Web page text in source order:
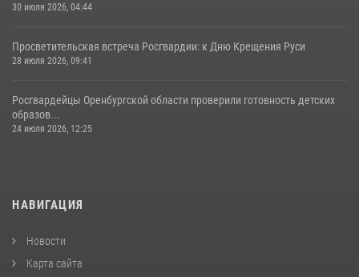
30 июля 2026, 04:44
Просветительская встреча Росгвардии: к Дню Крещения Руси
28 июля 2026, 09:41
Росгвардейцы Оренбургской области проверили готовность детских
образов...
24 июля 2026, 12:25
НАВИГАЦИЯ
Новости
Карта сайта